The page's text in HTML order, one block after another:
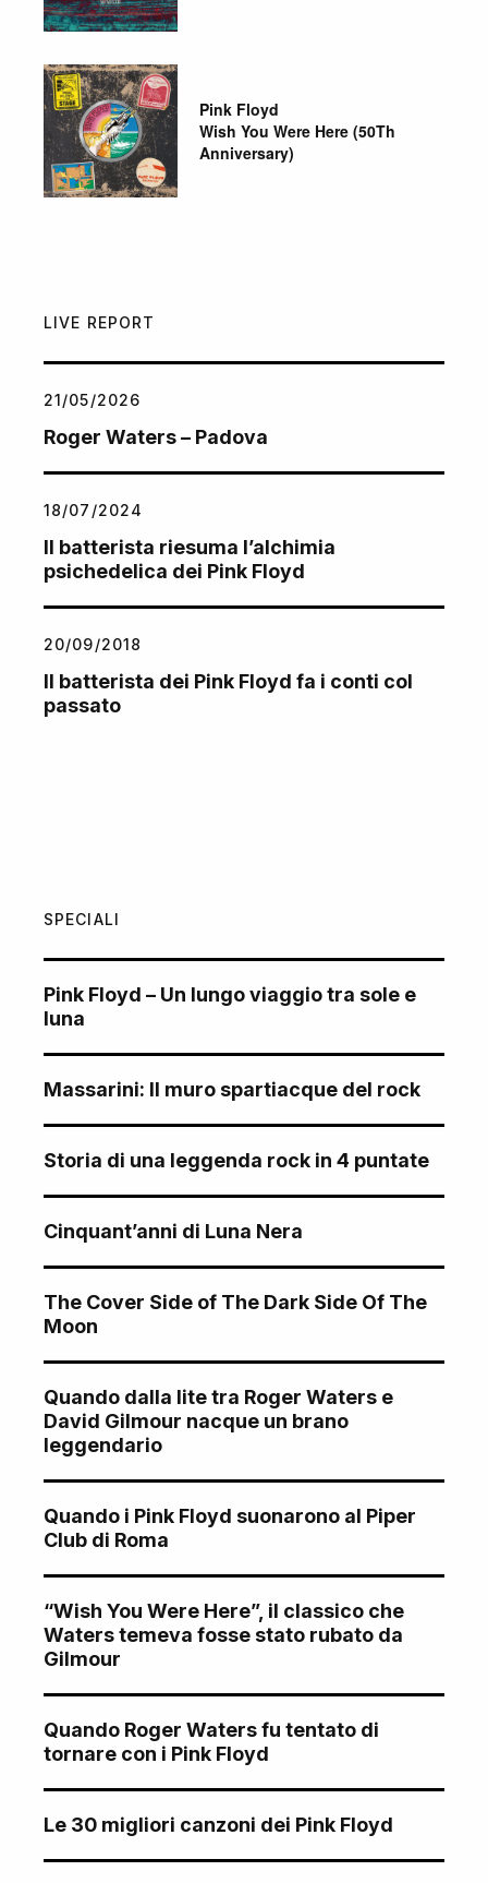
Pink Floyd
Wish You Were Here (50Th
Anniversary)
LIVE REPORT
21/05/2026
Roger Waters – Padova
18/07/2024
Il batterista riesuma l’alchimia
psichedelica dei Pink Floyd
20/09/2018
Il batterista dei Pink Floyd fa i conti col
passato
SPECIALI
Pink Floyd – Un lungo viaggio tra sole e
luna
Massarini: Il muro spartiacque del rock
Storia di una leggenda rock in 4 puntate
Cinquant’anni di Luna Nera
The Cover Side of The Dark Side Of The
Moon
Quando dalla lite tra Roger Waters e
David Gilmour nacque un brano
leggendario
Quando i Pink Floyd suonarono al Piper
Club di Roma
“Wish You Were Here”, il classico che
Waters temeva fosse stato rubato da
Gilmour
Quando Roger Waters fu tentato di
tornare con i Pink Floyd
Le 30 migliori canzoni dei Pink Floyd